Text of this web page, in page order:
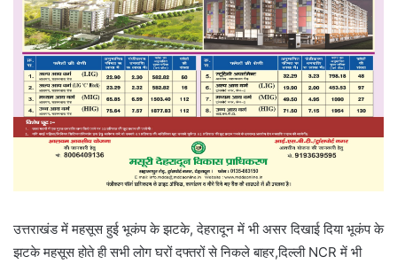
उत्तराखंड में महसूस हुई भूकंप के झटके, देहरादून में भी असर दिखाई दिया भूकंप के
झटके महसूस होते ही सभी लोग घरों दफ्तरों से निकले बाहर,दिल्ली NCR में भी